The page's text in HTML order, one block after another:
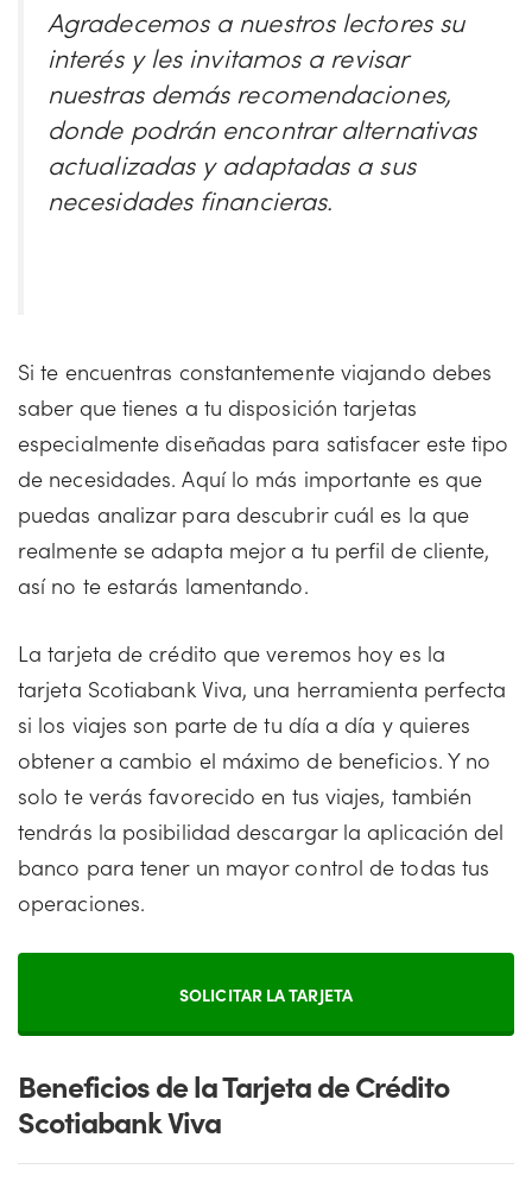
Agradecemos a nuestros lectores su
interés y les invitamos a revisar
nuestras demás recomendaciones,
donde podrán encontrar alternativas
actualizadas y adaptadas a sus
necesidades financieras.
Si te encuentras constantemente viajando debes
saber que tienes a tu disposición tarjetas
especialmente diseñadas para satisfacer este tipo
de necesidades. Aquí lo más importante es que
puedas analizar para descubrir cuál es la que
realmente se adapta mejor a tu perfil de cliente,
así no te estarás lamentando.
La tarjeta de crédito que veremos hoy es la
tarjeta Scotiabank Viva, una herramienta perfecta
si los viajes son parte de tu día a día y quieres
obtener a cambio el máximo de beneficios. Y no
solo te verás favorecido en tus viajes, también
tendrás la posibilidad descargar la aplicación del
banco para tener un mayor control de todas tus
operaciones.
SOLICITAR LA TARJETA
Beneficios de la Tarjeta de Crédito
Scotiabank Viva